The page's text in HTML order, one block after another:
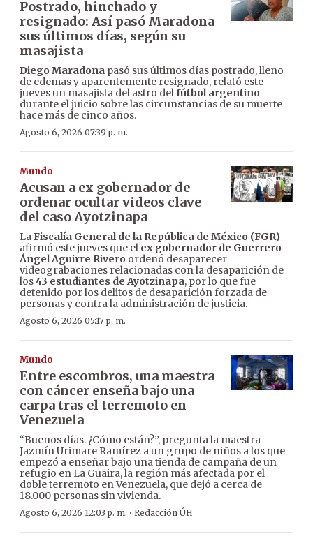
Postrado, hinchado y
resignado: Así pasó Maradona
sus últimos días, según su
masajista
Diego Maradona pasó sus últimos días postrado, lleno
de edemas y aparentemente resignado, relató este
jueves un masajista del astro delfútbol argentino
durante el juicio sobre las circunstancias de su muerte
hace más de cinco años.
Agosto 6, 2026 07:39 p. m.
Mundo
Acusan a ex gobernador de
ordenar ocultar videos clave
del caso Ayotzinapa
LaFiscalía General de la República de México (FGR)
afirmó este jueves que el ex gobernador de Guerrero
Ángel Aguirre Rivero ordenó desaparecer
videograbaciones relacionadas con la desaparición de
los43 estudiantes de Ayotzinapa, por lo que fue
detenido por los delitos de desaparición forzada de
personas y contra la administración de justicia.
Agosto 6, 2026 05:17 p. m.
Mundo
Entre escombros, una maestra
con cáncer enseña bajo una
carpa tras el terremoto en
Venezuela
“Buenos días. ¿Cómo están?”, pregunta la maestra
Jazmín Urimare Ramírez a un grupo de niños a los que
empezó a enseñar bajo una tienda de campaña de un
refugio en La Guaira, la región más afectada por el
doble terremoto en Venezuela, que dejó a cerca de
18.000 personas sin vivienda.
Agosto 6, 2026 12:03 p. m. · Redacción ÚH